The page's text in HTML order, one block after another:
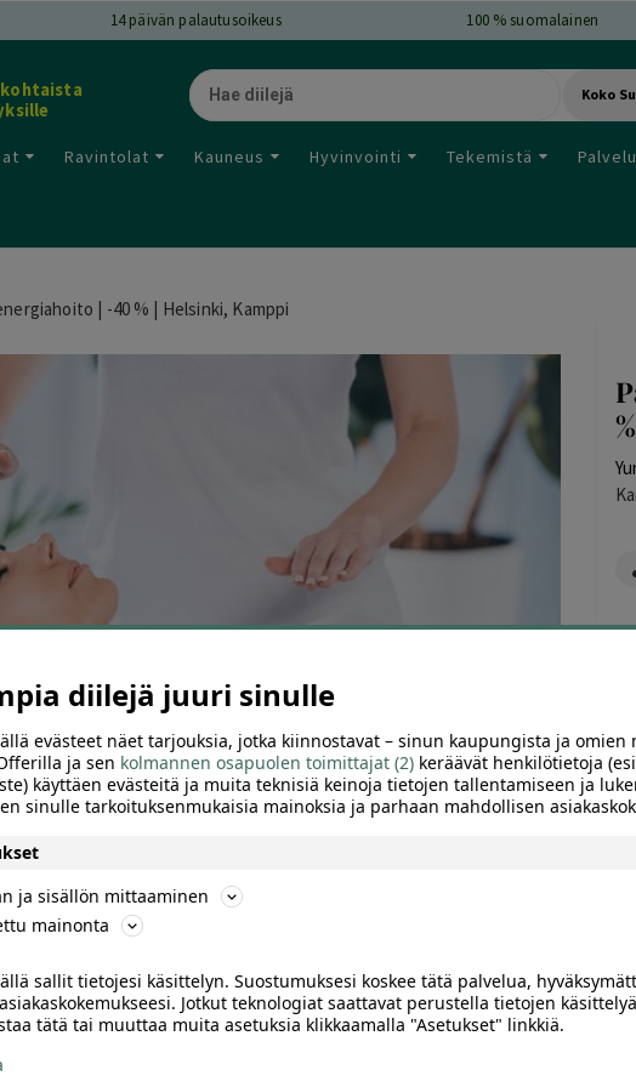
14päivän palautusoikeus 100 % suomalainen
Koko
Ravintolat Kauneus Hyvinvointi Tekemistä
| -40 % | Helsinki, Kamppi
| Helsinki, Kamppi
diilejä juuri sinulle
evästeet näet tarjouksia, jotka kiinnostavat – sinun kaupungista ja omien
ja sen kolmannen osapuolen toimittajat (2) keräävät henkilötietoja
käyttäen evästeitä ja muita teknisiä keinoja tietojen tallentamiseen ja
sinulle tarkoituksenmukaisia mainoksia ja parhaan mahdollisen
ja sisällön mittaaminen
mainonta
sallit tietojesi käsittelyn. Suostumuksesi koskee tätä palvelua,
Jotkut teknologiat saattavat perustella tietojen
tätä tai muuttaa muita asetuksia klikkaamalla "Asetukset" linkkiä.